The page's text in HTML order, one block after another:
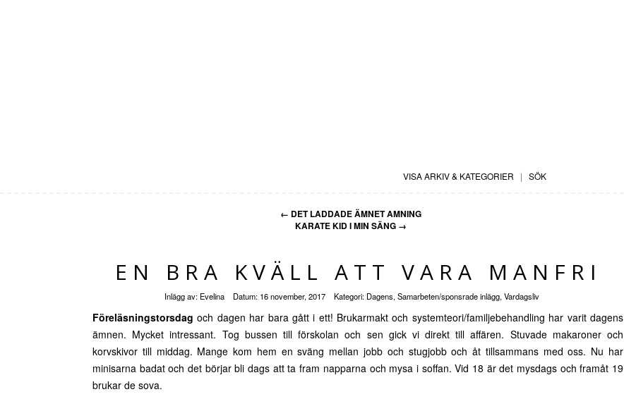
VISA ARKIV & KATEGORIER | SÖK
← DET LADDADE ÄMNET AMNING
KARATE KID I MIN SÄNG →
EN BRA KVÄLL ATT VARA MANFRI
Inlägg av: Evelina Datum: 16 november, 2017 Kategori: Dagens, Samarbeten/sponsrade inlägg, Vardagsliv
Föreläsningstorsdag och dagen har bara gått i ett! Brukarmakt och systemteori/familjebehandling har varit dagens
ämnen. Mycket intressant. Tog bussen till förskolan och sen gick vi direkt till affären. Stuvade makaroner och
korvskivor till middag. Mange kom hem en sväng mellan jobb och stugjobb och åt tillsammans med oss. Nu har
minisarna badat och det börjar bli dags att ta fram napparna och mysa i soffan. Vid 18 är det mysdags och framåt 19
brukar de sova.